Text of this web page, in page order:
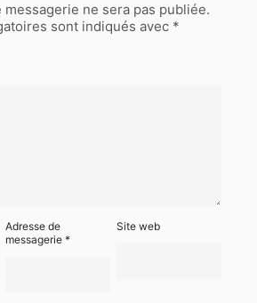
messagerie ne sera pas publiée.
sont indiqués avec *
Adresse de
messagerie*
Site web